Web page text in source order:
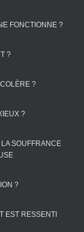
FONCTIONNE ?
?
?
?
SOUFFRANCE
?
EST RESSENTI